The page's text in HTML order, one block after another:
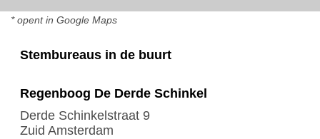
* opent in Google Maps
Stembureaus in de buurt
Regenboog De Derde Schinkel
Derde Schinkelstraat 9
Zuid Amsterdam